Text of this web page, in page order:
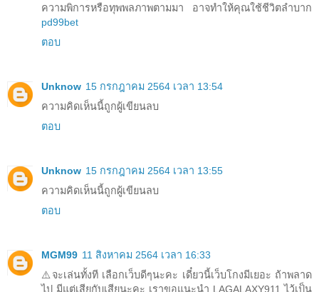
ความพิการหรือทุพพลภาพตามมา อาจทำให้คุณใช้ชีวิตลำบาก
pd99bet
ตอบ
Unknow 15 กรกฎาคม 2564 เวลา 13:54
ความคิดเห็นนี้ถูกผู้เขียนลบ
ตอบ
Unknow 15 กรกฎาคม 2564 เวลา 13:55
ความคิดเห็นนี้ถูกผู้เขียนลบ
ตอบ
MGM99 11 สิงหาคม 2564 เวลา 16:33
⚠️จะเล่นทั้งที เลือกเว็บดีๆนะคะ เดี๋ยวนี้เว็บโกงมีเยอะ ถ้าพลาด
ไป มีแต่เสียกับเสียนะคะ เราขอแนะนำ LAGALAXY911 ไว้เป็น